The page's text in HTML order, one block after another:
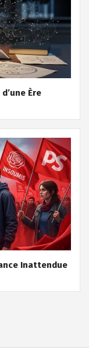
Ère
Inattendue